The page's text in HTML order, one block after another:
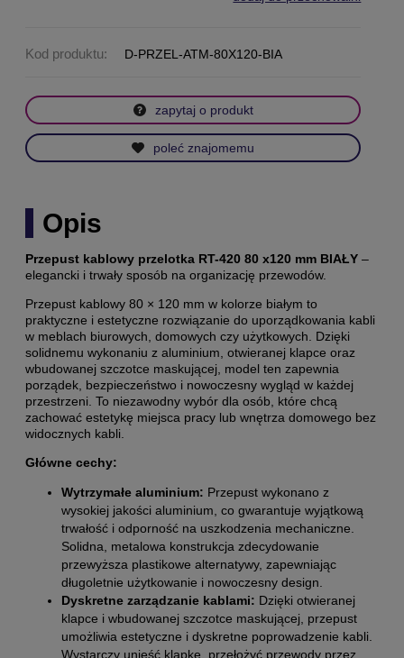
Kod produktu: D-PRZEL-ATM-80X120-BIA
zapytaj o produkt
poleć znajomemu
Opis
Przepust kablowy przelotka RT-420 80 x120 mm BIAŁY –
elegancki i trwały sposób na organizację przewodów.
Przepust kablowy 80 × 120 mm w kolorze białym to
praktyczne i estetyczne rozwiązanie do uporządkowania kabli
w meblach biurowych, domowych czy użytkowych. Dzięki
solidnemu wykonaniu z aluminium, otwieranej klapce oraz
wbudowanej szczotce maskującej, model ten zapewnia
porządek, bezpieczeństwo i nowoczesny wygląd w każdej
przestrzeni. To niezawodny wybór dla osób, które chcą
zachować estetykę miejsca pracy lub wnętrza domowego bez
widocznych kabli.
Główne cechy:
Wytrzymałe aluminium: Przepust wykonano z
wysokiej jakości aluminium, co gwarantuje wyjątkową
trwałość i odporność na uszkodzenia mechaniczne.
Solidna, metalowa konstrukcja zdecydowanie
przewyższa plastikowe alternatywy, zapewniając
długoletnie użytkowanie i nowoczesny design.
Dyskretne zarządzanie kablami: Dzięki otwieranej
klapce i wbudowanej szczotce maskującej, przepust
umożliwia estetyczne i dyskretne poprowadzenie kabli.
Wystarczy unieść klapkę, przełożyć przewody przez